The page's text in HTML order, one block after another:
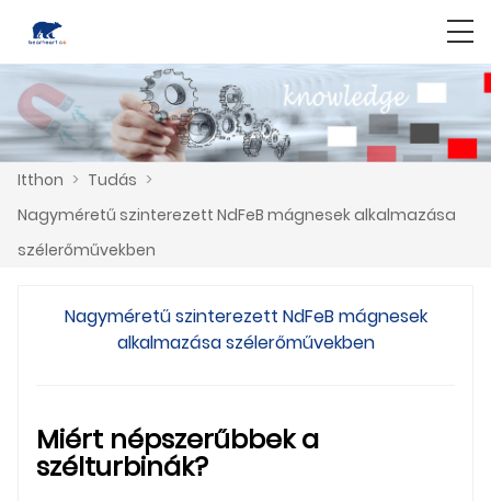
Itthon > Tudás >
Nagyméretű szinterezett NdFeB mágnesek alkalmazása
szélerőművekben
Nagyméretű szinterezett NdFeB mágnesek
alkalmazása szélerőművekben
Miért népszerűbbek a
szélturbinák?